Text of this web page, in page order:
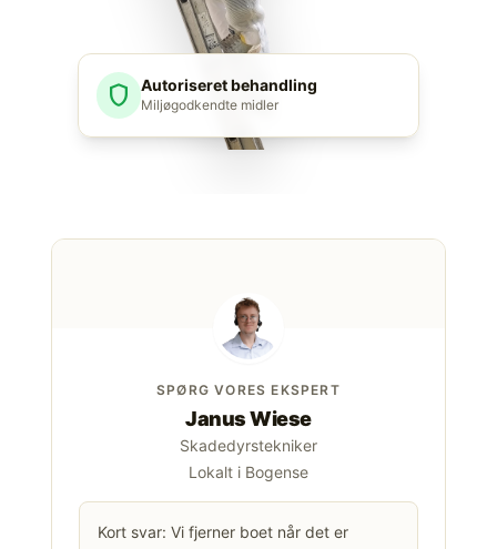
shield Autoriseret behandling
Miljøgodkendte midler
SPØRG VORES EKSPERT
Janus Wiese
Skadedyrstekniker
Lokalt i Bogense
Kort svar: Vi fjerner boet når det er